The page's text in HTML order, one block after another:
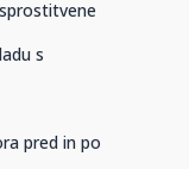
s
pred in po